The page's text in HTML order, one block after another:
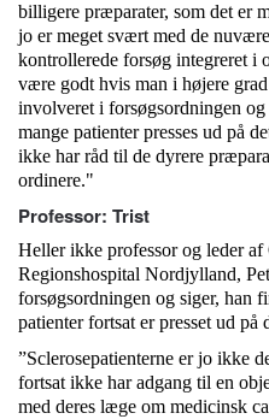
billigere præparater, som det er
jo er meget svært med de
kontrollerede forsøg integreret i
være godt hvis man i højere
involveret i forsøgsordningen
mange patienter presses ud på
ikke har råd til de dyrere
ordinere."
Professor: Trist
Heller ikke professor og leder
Regionshospital Nordjylland,
forsøgsordningen og siger, han
patienter fortsat er presset ud
”Sclerosepatienterne er jo ikke
fortsat ikke har adgang til en
med deres læge om medicinsk